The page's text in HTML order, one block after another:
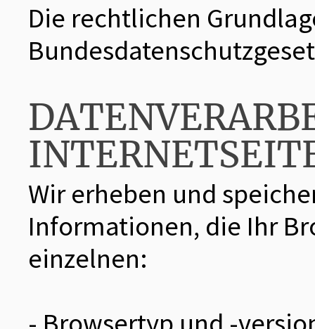
Die rechtlichen
Wir erheben und
Informationen, die Ihr
einzelnen: